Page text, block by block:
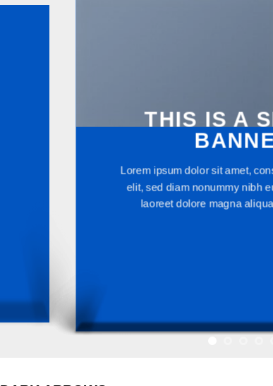
THIS IS A
Lorem ipsum dolor sit amet,
elit, sed diam nonummy nibh
laoreet dolore magna